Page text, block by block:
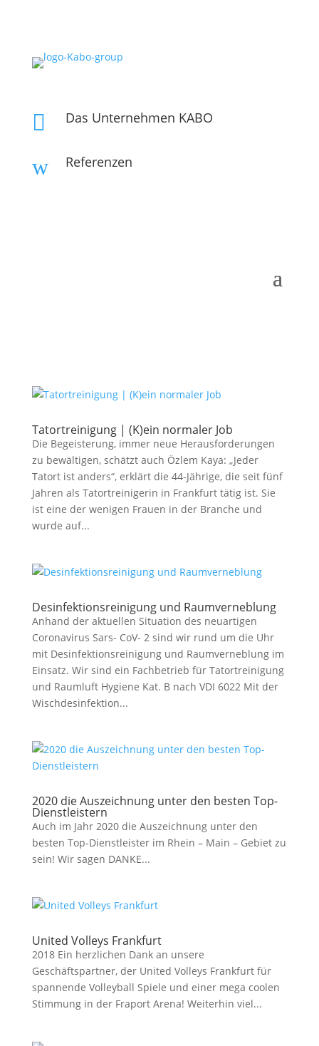
 Das Unternehmen KABO
w Referenzen
Tatortreinigung | (K)ein normaler Job
Die Begeisterung, immer neue Herausforderungen
zu bewältigen, schätzt auch Özlem Kaya: „Jeder
Tatort ist anders“, erklärt die 44-Jährige, die seit fünf
Jahren als Tatortreinigerin in Frankfurt tätig ist. Sie
ist eine der wenigen Frauen in der Branche und
wurde auf...
Desinfektionsreinigung und Raumverneblung
Anhand der aktuellen Situation des neuartigen
Coronavirus Sars- CoV- 2 sind wir rund um die Uhr
mit Desinfektionsreinigung und Raumverneblung im
Einsatz. Wir sind ein Fachbetrieb für Tatortreinigung
und Raumluft Hygiene Kat. B nach VDI 6022 Mit der
Wischdesinfektion...
2020 die Auszeichnung unter den besten Top-
Dienstleistern
Auch im Jahr 2020 die Auszeichnung unter den
besten Top-Dienstleister im Rhein – Main – Gebiet zu
sein! Wir sagen DANKE...
United Volleys Frankfurt
2018 Ein herzlichen Dank an unsere
Geschäftspartner, der United Volleys Frankfurt für
spannende Volleyball Spiele und einer mega coolen
Stimmung in der Fraport Arena! Weiterhin viel...